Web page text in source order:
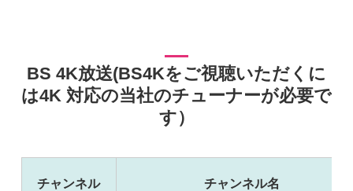
BS 4K放送(BS4Kをご視聴いただくに
は4K 対応の当社のチューナーが必要で
す）
チャンネル チャンネル名